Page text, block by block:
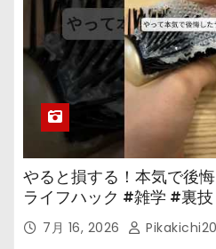
やると損する！本気で後
ライフハック #雑学 #裏
7月 16, 2026